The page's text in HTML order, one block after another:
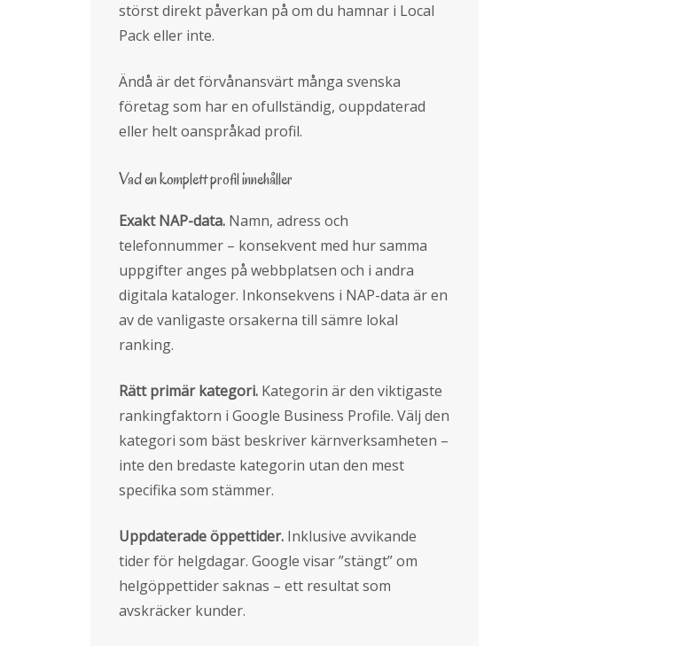
störst direkt påverkan på om du hamnar i Local
Pack eller inte.
Ändå är det förvånansvärt många svenska
företag som har en ofullständig, ouppdaterad
eller helt oanspråkad profil.
Vad en komplett profil innehåller
Exakt NAP-data. Namn, adress och
telefonnummer – konsekvent med hur samma
uppgifter anges på webbplatsen och i andra
digitala kataloger. Inkonsekvens i NAP-data är en
av de vanligaste orsakerna till sämre lokal
ranking.
Rätt primär kategori. Kategorin är den viktigaste
rankingfaktorn i Google Business Profile. Välj den
kategori som bäst beskriver kärnverksamheten –
inte den bredaste kategorin utan den mest
specifika som stämmer.
Uppdaterade öppettider. Inklusive avvikande
tider för helgdagar. Google visar ”stängt” om
helgöppettider saknas – ett resultat som
avskräcker kunder.